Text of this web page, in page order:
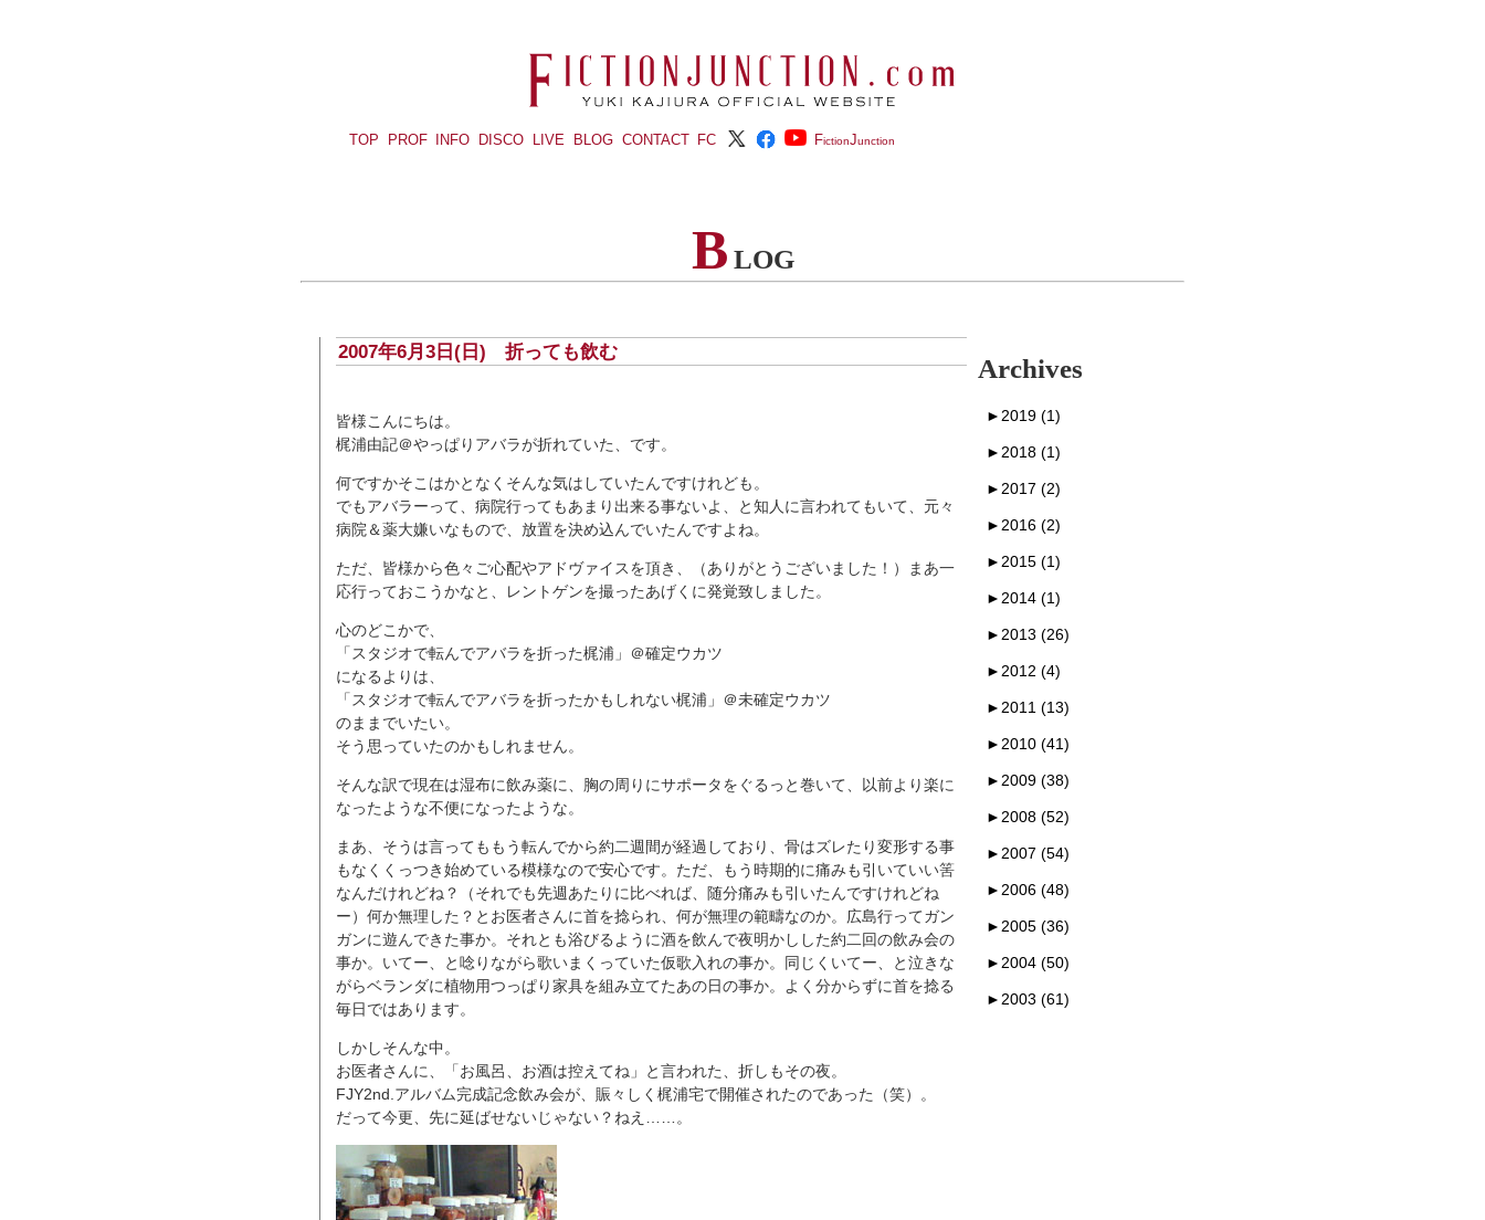
TOP PROF INFO DISCO LIVE BLOG CONTACT FC FictionJunction
B LOG
2007年6月3日(日) 折っても飲む
皆様こんにちは。
梶浦由記＠やっぱりアバラが折れていた、です。
何ですかそこはかとなくそんな気はしていたんですけれども。
でもアバラーって、病院行ってもあまり出来る事ないよ、と知人に言われてもいて、元々
病院＆薬大嫌いなもので、放置を決め込んでいたんですよね。
ただ、皆様から色々ご心配やアドヴァイスを頂き、（ありがとうございました！）まあ一
応行っておこうかなと、レントゲンを撮ったあげくに発覚致しました。
心のどこかで、
「スタジオで転んでアバラを折った梶浦」＠確定ウカツ
になるよりは、
「スタジオで転んでアバラを折ったかもしれない梶浦」＠未確定ウカツ
のままでいたい。
そう思っていたのかもしれません。
そんな訳で現在は湿布に飲み薬に、胸の周りにサポータをぐるっと巻いて、以前より楽に
なったような不便になったような。
まあ、そうは言ってももう転んでから約二週間が経過しており、骨はズレたり変形する事
もなくくっつき始めている模様なので安心です。ただ、もう時期的に痛みも引いていい筈
なんだけれどね？（それでも先週あたりに比べれば、随分痛みも引いたんですけれどね
ー）何か無理した？とお医者さんに首を捻られ、何が無理の範疇なのか。広島行ってガン
ガンに遊んできた事か。それとも浴びるように酒を飲んで夜明かしした約二回の飲み会の
事か。いてー、と唸りながら歌いまくっていた仮歌入れの事か。同じくいてー、と泣きな
がらベランダに植物用つっぱり家具を組み立てたあの日の事か。よく分からずに首を捻る
毎日ではあります。
しかしそんな中。
お医者さんに、「お風呂、お酒は控えてね」と言われた、折しもその夜。
FJY2nd.アルバム完成記念飲み会が、賑々しく梶浦宅で開催されたのであった（笑）。
だって今更、先に延ばせないじゃない？ねえ……。
Archives
► 2019 (1)
► 2018 (1)
► 2017 (2)
► 2016 (2)
► 2015 (1)
► 2014 (1)
► 2013 (26)
► 2012 (4)
► 2011 (13)
► 2010 (41)
► 2009 (38)
► 2008 (52)
► 2007 (54)
► 2006 (48)
► 2005 (36)
► 2004 (50)
► 2003 (61)